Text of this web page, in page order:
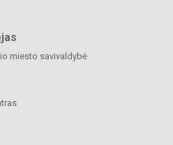
miesto savivaldybė